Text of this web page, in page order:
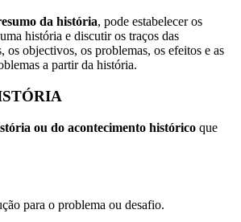
da história, pode estabelecer os
história e discutir os traços das
os objectivos, os problemas, os efeitos e as
a partir da história.
ou do acontecimento histórico que
para o problema ou desafio.